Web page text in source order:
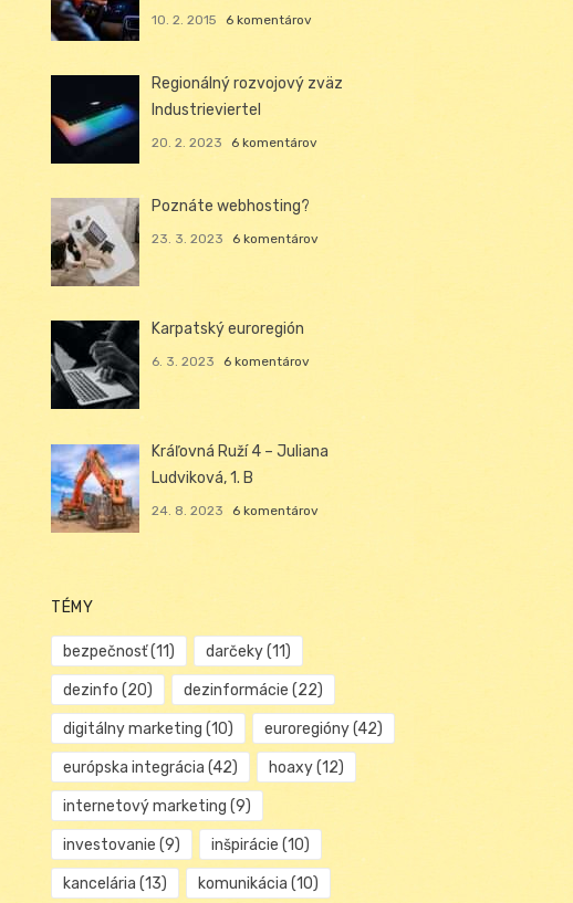
10. 2. 2015 6 komentárov
Regionálný rozvojový zväz
Industrieviertel
20. 2. 2023 6 komentárov
Poznáte webhosting?
23. 3. 2023 6 komentárov
Karpatský euroregión
6. 3. 2023 6 komentárov
Kráľovná Ruží 4 – Juliana
Ludviková, 1. B
24. 8. 2023 6 komentárov
TÉMY
bezpečnosť(11) darčeky(11)
dezinfo (20) dezinformácie (22)
digitálny marketing (10) euroregióny(42)
európska integrácia (42) hoaxy(12)
internetový marketing (9)
investovanie (9) inšpirácie (10)
kancelária (13) komunikácia (10)